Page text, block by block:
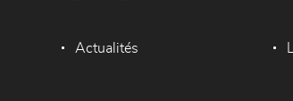
Actualités